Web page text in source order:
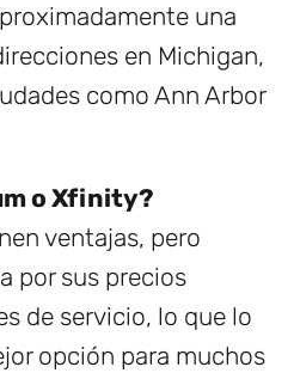
una
en Michigan,
como Ann Arbor
o Xfinity?
ventajas, pero
por sus precios
de servicio, lo que lo
opción para muchos